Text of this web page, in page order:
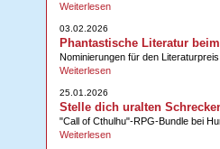
Weiterlesen
03.02.2026
Phantastische Literatur
Nominierungen für den
Weiterlesen
25.01.2026
Stelle dich uralten
"Call of Cthulhu"-RPG-Bundle bei
Weiterlesen